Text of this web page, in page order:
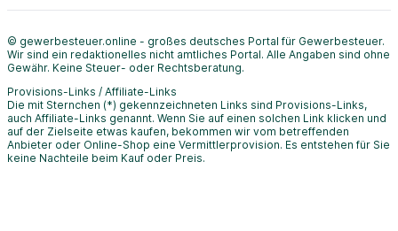
© gewerbesteuer.online - großes deutsches Portal für Gewerbesteuer.
Wir sind ein redaktionelles nicht amtliches Portal. Alle Angaben sind ohne
Gewähr. Keine Steuer- oder Rechtsberatung.
Provisions-Links / Affiliate-Links
Die mit Sternchen (*) gekennzeichneten Links sind Provisions-Links,
auch Affiliate-Links genannt. Wenn Sie auf einen solchen Link klicken und
auf der Zielseite etwas kaufen, bekommen wir vom betreffenden
Anbieter oder Online-Shop eine Vermittlerprovision. Es entstehen für Sie
keine Nachteile beim Kauf oder Preis.